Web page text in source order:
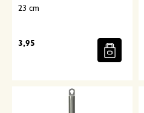
23 cm
3,95